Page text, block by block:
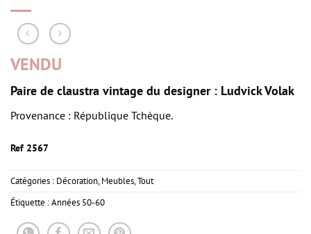
VENDU
Paire de claustra vintage du designer : Ludvick Volak
Provenance : République Tchèque.
Ref 2567
Catégories : Décoration,Meubles,Tout
Étiquette :Années 50-60